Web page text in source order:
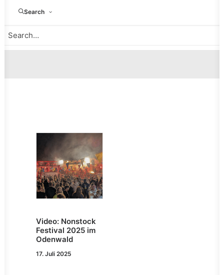
Search
Video: Nonstock
Festival 2025 im
Odenwald
17. Juli 2025